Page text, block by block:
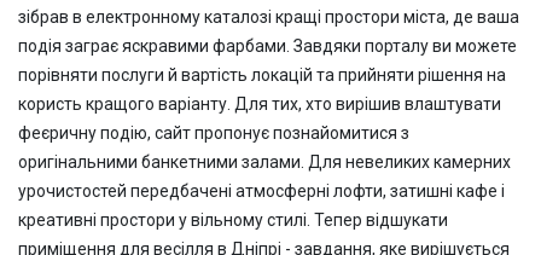
зібрав в електронному каталозі кращі простори міста, де ваша
подія заграє яскравими фарбами. Завдяки порталу ви можете
порівняти послуги й вартість локацій та прийняти рішення на
користь кращого варіанту. Для тих, хто вирішив влаштувати
феєричну подію, сайт пропонує познайомитися з
оригінальними банкетними залами. Для невеликих камерних
урочистостей передбачені атмосферні лофти, затишні кафе і
креативні простори у вільному стилі. Тепер відшукати
приміщення для весілля в Дніпрі - завдання, яке вирішується